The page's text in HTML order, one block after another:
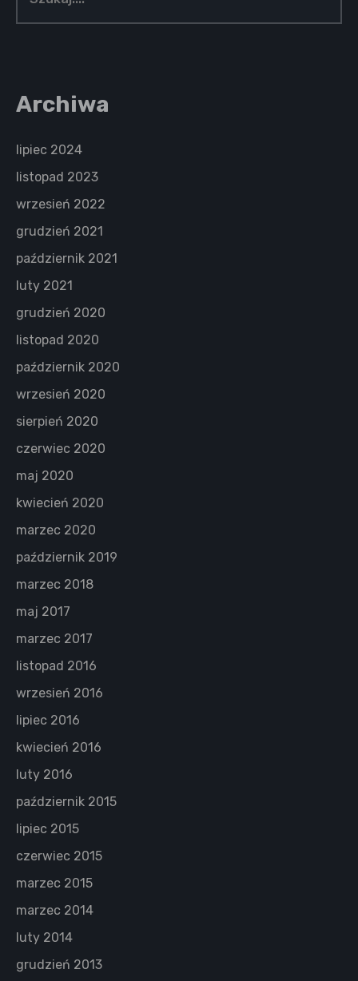
Archiwa
lipiec 2024
listopad 2023
wrzesień 2022
grudzień 2021
październik 2021
luty 2021
grudzień 2020
listopad 2020
październik 2020
wrzesień 2020
sierpień 2020
czerwiec 2020
maj 2020
kwiecień 2020
marzec 2020
październik 2019
marzec 2018
maj 2017
marzec 2017
listopad 2016
wrzesień 2016
lipiec 2016
kwiecień 2016
luty 2016
październik 2015
lipiec 2015
czerwiec 2015
marzec 2015
marzec 2014
luty 2014
grudzień 2013